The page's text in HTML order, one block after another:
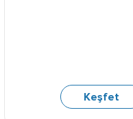
Keşfet